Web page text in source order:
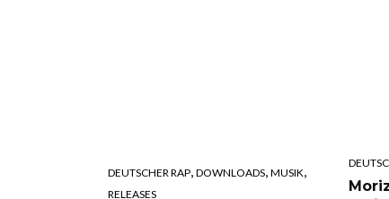
DEUTSCHER RAP, DOWNLOADS, MUSIK,
RELEASES